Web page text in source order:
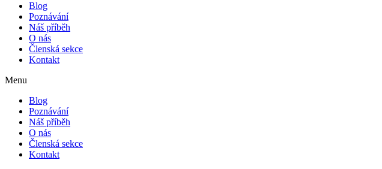
Blog
Poznávání
Náš příběh
O nás
Členská sekce
Kontakt
Menu
Blog
Poznávání
Náš příběh
O nás
Členská sekce
Kontakt